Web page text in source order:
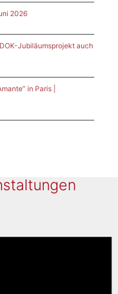
2026
Jubiläumsprojekt auch
in Paris |